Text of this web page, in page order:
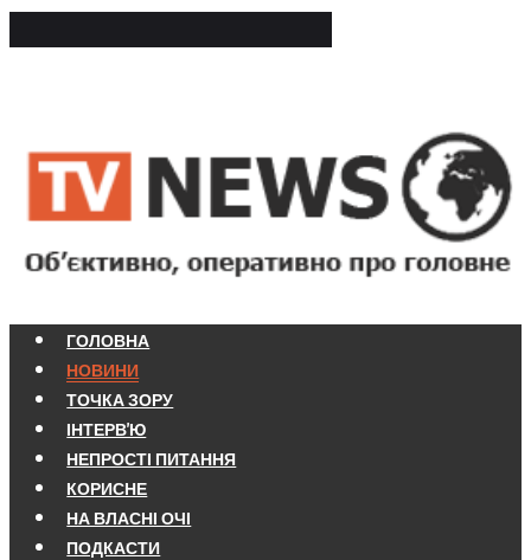
ГОЛОВНА
НОВИНИ
ТОЧКА ЗОРУ
ІНТЕРВ'Ю
НЕПРОСТІ ПИТАННЯ
КОРИСНЕ
НА ВЛАСНІ ОЧІ
ПОДКАСТИ